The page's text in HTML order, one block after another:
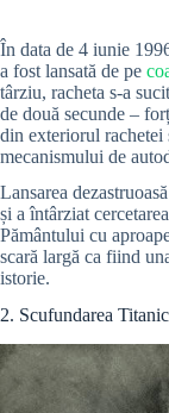
În data de 4 iunie
a fost lansată de pe
târziu, racheta s-a
de două secunde –
din exteriorul rachetei
mecanismului de
Lansarea
și a întârziat
Pământului cu
scară largă ca fiind
istorie.
2. Scufundarea